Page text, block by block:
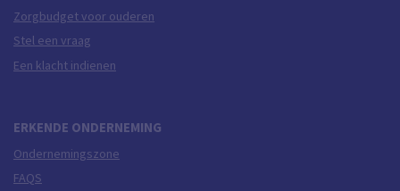
Zorgbudget voor ouderen
Stel een vraag
Een klacht indienen
ERKENDE ONDERNEMING
Ondernemingszone
FAQS